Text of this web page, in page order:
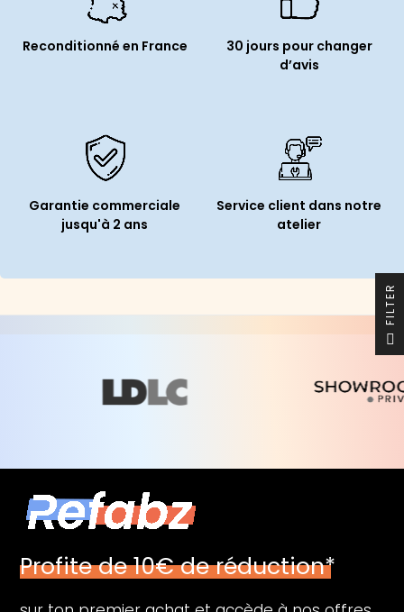
Reconditionné en France
30 jours pour changer
d’avis
Garantie commerciale
jusqu'à 2 ans
Service client dans notre
atelier
Profite de 10€ de réduction*
R